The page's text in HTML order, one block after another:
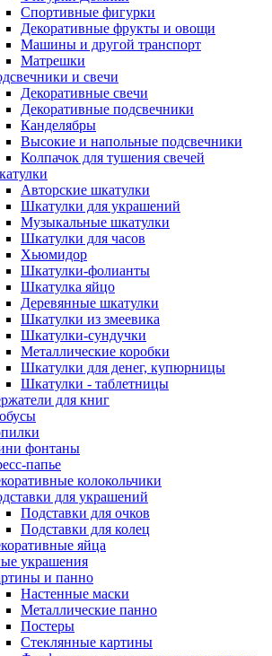
Спортивные фигурки
Декоративные фрукты и овощи
Машины и другой транспорт
Матрешки
и свечи
Декоративные свечи
Декоративные подсвечники
Канделябры
Высокие и напольные подсвечники
Колпачок для тушения свечей
Авторские шкатулки
Шкатулки для украшений
Музыкальные шкатулки
Шкатулки для часов
Хьюмидор
Шкатулки-фолианты
Шкатулка яйцо
Деревянные шкатулки
Шкатулки из змеевика
Шкатулки-сундучки
Металлические коробки
Шкатулки для денег, купюрницы
Шкатулки - таблетницы
для книг
фонтаны
папье
колокольчики
для украшений
Подставки для очков
Подставки для колец
яйца
украшения
и панно
Настенные маски
Металлические панно
Постеры
Стеклянные картины